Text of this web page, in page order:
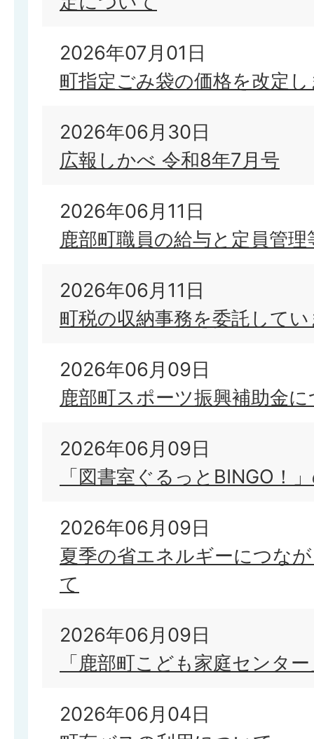
2026年07月01日
町指定ごみ袋の価格を改定
2026年06月30日
広報しかべ 令和8年7月号
2026年06月11日
鹿部町職員の給与と定員管
2026年06月11日
町税の収納事務を委託して
2026年06月09日
鹿部町スポーツ振興補助金
2026年06月09日
「図書室ぐるっとBINGO！
2026年06月09日
夏季の省エネルギーにつな
て
2026年06月09日
「鹿部町こども家庭センタ
2026年06月04日